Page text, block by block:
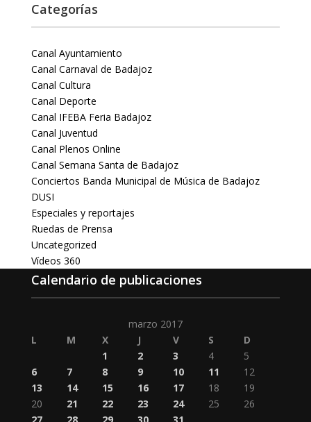
Categorías
Canal Ayuntamiento
Canal Carnaval de Badajoz
Canal Cultura
Canal Deporte
Canal IFEBA Feria Badajoz
Canal Juventud
Canal Plenos Online
Canal Semana Santa de Badajoz
Conciertos Banda Municipal de Música de Badajoz
DUSI
Especiales y reportajes
Ruedas de Prensa
Uncategorized
Vídeos 360
Calendario de publicaciones
marzo 2017
L
M X J V S
D
1
2 3 4
5
6
7 8 9 10 11
12
13
14 15 16 17 18
19
20
21 22 23 24 25
26